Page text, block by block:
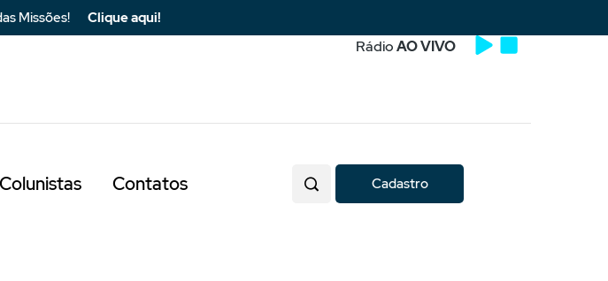
Missões! Clique aqui!
RádioAO VIVO
Colunistas Contatos Cadastro